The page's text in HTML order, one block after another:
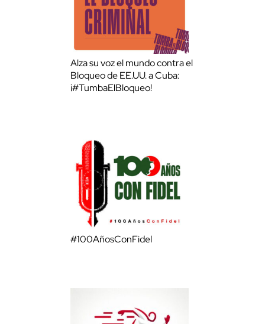
Alza su voz el mundo contra el
Bloqueo de EE.UU. a Cuba:
¡#TumbaElBloqueo!
#100AñosConFidel